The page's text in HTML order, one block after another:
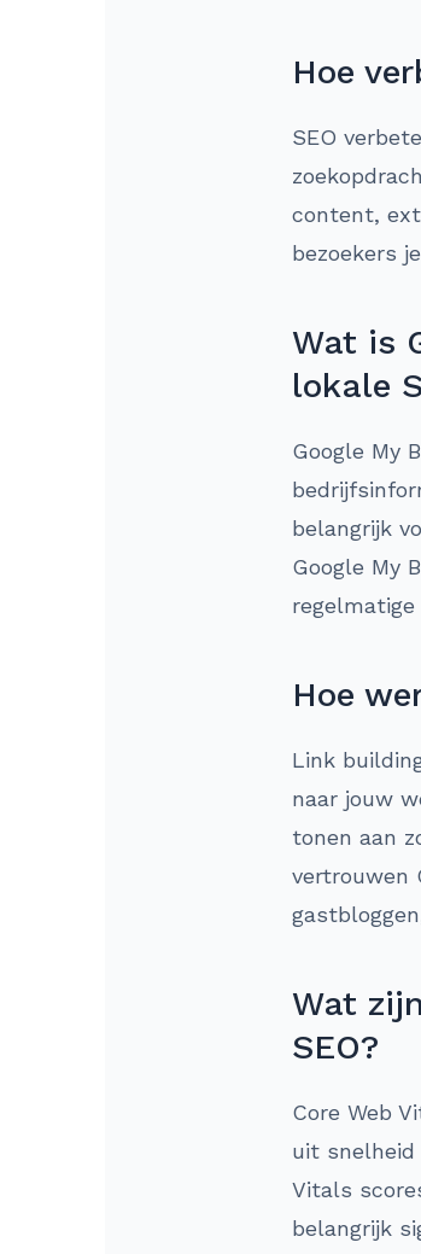
Hoe
SEO
content,
bezoekers
Wat is
lokale
Google My
belangrijk
Google My
Hoe
Link
naar jouw
tonen aan
vertrouwen
Wat
SEO?
Core Web
uit snelheid
Vitals
belangrijk